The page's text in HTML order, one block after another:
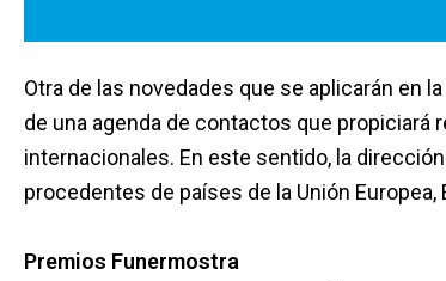
Otra de las novedades que se aplicarán en
de una agenda de contactos que
internacionales. En este sentido, la
procedentes de países de la Unión
Premios Funermostra